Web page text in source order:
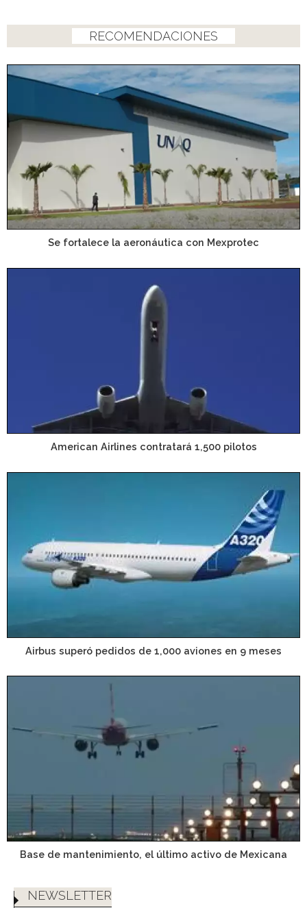
RECOMENDACIONES
Se fortalece la aeronáutica con Mexprotec
American Airlines contratará 1,500 pilotos
Airbus superó pedidos de 1,000 aviones en 9 meses
Base de mantenimiento, el último activo de Mexicana
NEWSLETTER